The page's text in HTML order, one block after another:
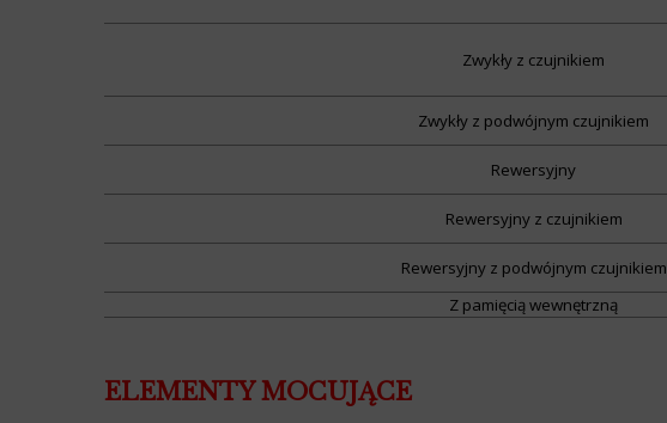
Zwykły z czujnikiem
Zwykły z podwójnym czujnikiem
Rewersyjny
Rewersyjny z czujnikiem
Rewersyjny z podwójnym czujnikiem
Z pamięcią wewnętrzną
ELEMENTY MOCUJĄCE